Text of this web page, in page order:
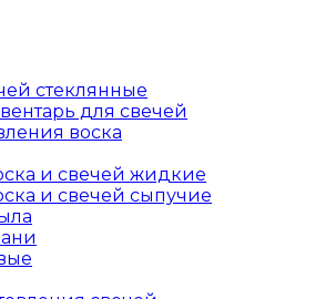
стеклянные
для свечей
воска
и свечей жидкие
и свечей сыпучие